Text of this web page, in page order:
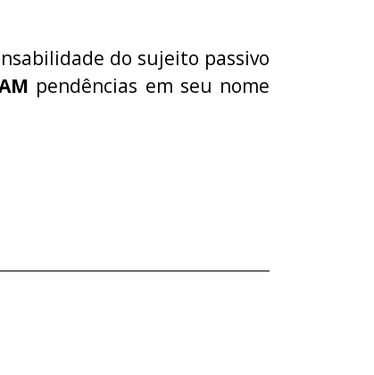
do sujeito passivo
pendências em seu nome